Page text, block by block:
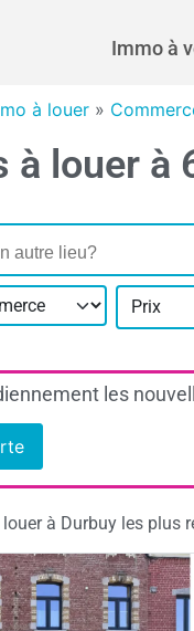
Immo à
à louer »
à louer à
Prix
les
à Durbuy les plus